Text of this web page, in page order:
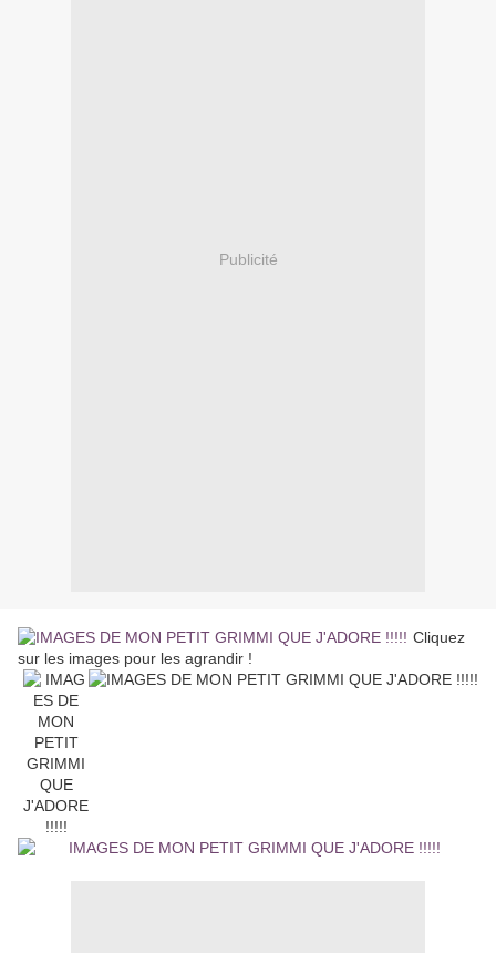
Publicité
Cliquez
sur les images pour les agrandir !